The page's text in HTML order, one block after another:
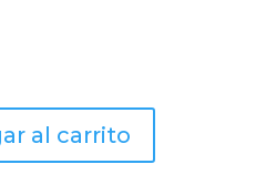
al carrito